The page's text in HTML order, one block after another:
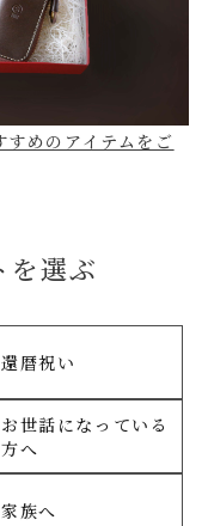
めのアイテムをご
を選ぶ
還暦祝い
お世話になっている
方へ
家族へ